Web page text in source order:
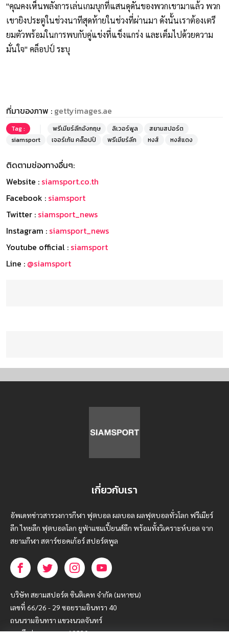
"คุณคงเห็นพลังการเล่นเกมบุกที่แสนดุดันของพวกเขามาแล้ว พวก
เขายิงประตูในช่วงนาทีสุดท้ายในช่วงที่ผ่านมา ดังนั้นเราต้องเตรี
ยมตัวพร้อมในการพบกับคู่แข่งที่แข็งแกร่ง และเต็มไปด้วยความ
มั่นใจ" คล็อปป์ ระบุ
ที่มาของภาพ : gettyimages.ae
Tag : พรีเมียร์ลีกอังกฤษ ลิเวอร์พูล
สยามสปอร์ต
siamsport
เจอร์เก้น คล็อปป์ พรีเมียร์ลีก หงส์ หงส์แดง
ติดตามช่องทางอื่นๆ:
Website : siamsport.co.th
Facebook : siamsport
Twitter : siamsport_news
Instagram : siamsport_news
Youtube official : siamsport
Line : @siamsport
เกี่ยวกับเรา
อัพเดทข่าวสารวงการกีฬา ฟุตบอล ผลบอล ผลฟุตบอลทั่วโลก ฟรีเมียร์
ลีก ไทยลีก ฟุตบอลโลก ยูฟ่าแซมเปี้ยนส์ลีก พร้อมทั้งวิเคราะห์บอล จาก
สยามกีฬา สตาร์ชอคเก้อร์ สปอร์ตพูล
บริษัท สยามสปอร์ต ซินติเคท จำกัด (มหาชน)
เลขที่ 66/26 - 29 ซอยรามอินทรา 40
ถนนรามอินทรา แขวงนวลจันทร์
เขตบึงกุ่ม กรุงเทพฯ 10230